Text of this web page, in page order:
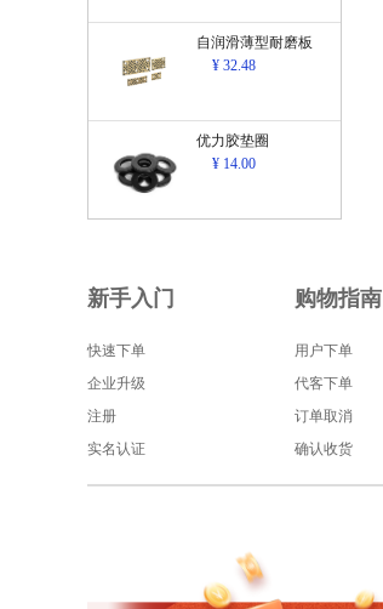
自润滑薄型耐磨板
¥ 32.48
优力胶垫圈
¥ 14.00
新手入门
快速下单
企业升级
注册
实名认证
购物指南
用户下单
代客下单
订单取消
确认收货